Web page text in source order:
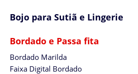
Bojo para Sutiã e Lingerie
Bordado e Passa fita
Bordado Marilda
Faixa Digital Bordado